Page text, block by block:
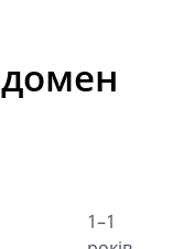
1–1